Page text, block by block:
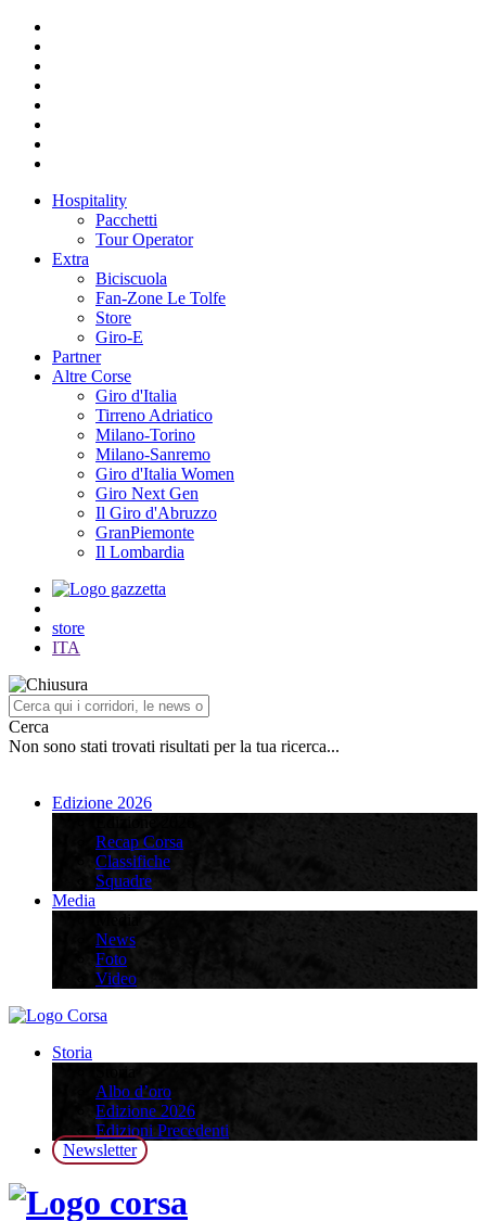
Hospitality
Pacchetti
Tour Operator
Extra
Biciscuola
Fan-Zone Le Tolfe
Store
Giro-E
Partner
Altre Corse
Giro d'Italia
Tirreno Adriatico
Milano-Torino
Milano-Sanremo
Giro d'Italia Women
Giro Next Gen
Il Giro d'Abruzzo
GranPiemonte
Il Lombardia
store
ITA
Cerca
Non sono stati trovati risultati per la tua ricerca...
Edizione 2026
Recap Corsa
Classifiche
Squadre
Media
News
Foto
Video
Storia
Albo d’oro
Edizione 2026
Edizioni Precedenti
Newsletter